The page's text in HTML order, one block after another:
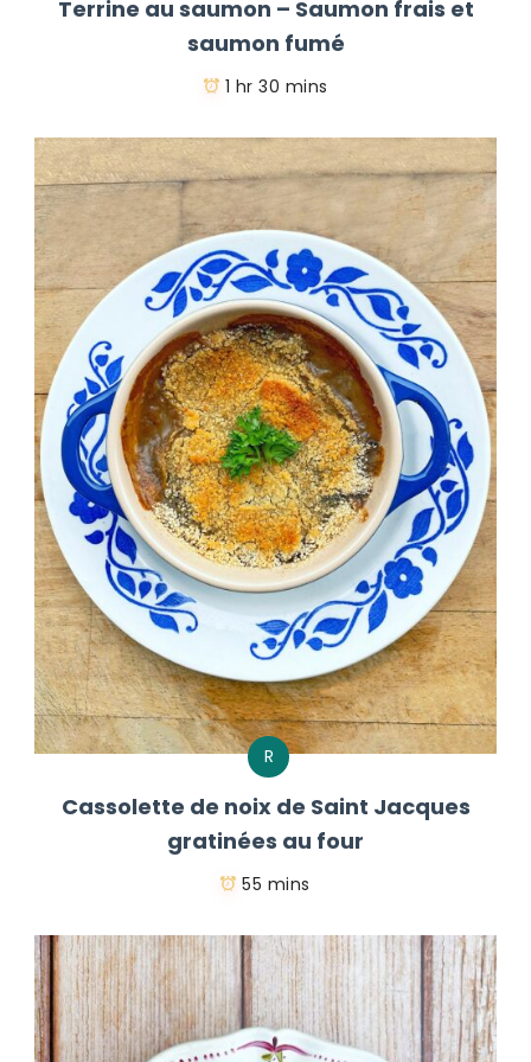
Terrine au saumon – Saumon frais et
saumon fumé
1 hr 30 mins
R
Cassolette de noix de Saint Jacques
gratinées au four
55 mins